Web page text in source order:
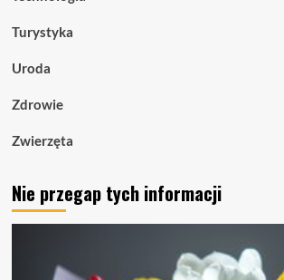
Turystyka
Uroda
Zdrowie
Zwierzęta
Nie przegap tych informacji